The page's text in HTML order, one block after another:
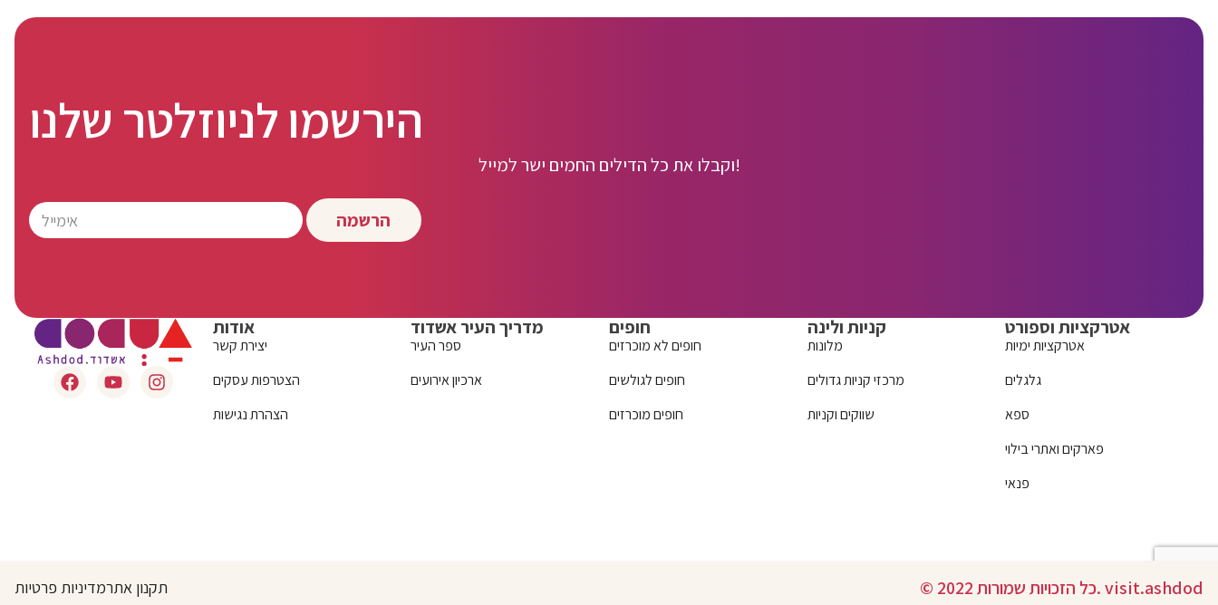
הירשמו לניוזלטר שלנו
וקבלו את כל הדילים החמים ישר למייל!
הרשמה
אודות
יצירת קשר
הצטרפות עסקים
הצהרת נגישות
מדריך העיר אשדוד
ספר העיר
ארכיון אירועים
חופים
חופים לא מוכרזים
חופים לגולשים
חופים מוכרזים
קניות ולינה
מלונות
מרכזי קניות גדולים
שווקים וקניות
אטרקציות וספורט
אטרקציות ימיות
גלגלים
ספא
פארקים ואתרי בילוי
פנאי
מדיניות פרטיותתקנון אתר © 2022 כל הזכויות שמורות. visit.ashdod